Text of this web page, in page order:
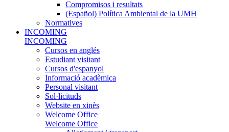
Compromisos i resultats
(Español) Política Ambiental de la UMH
Normatives
INCOMING
INCOMING
Cursos en anglés
Estudiant visitant
Cursos d'espanyol
Informació acadèmica
Personal visitant
Sol·licituds
Website en xinès
Welcome Office
Welcome Office